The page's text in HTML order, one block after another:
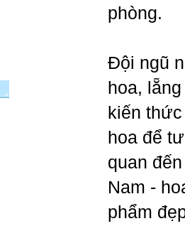
phòng.
Đội ngũ
hoa,
kiến
hoa để
quan
Nam -
phẩm